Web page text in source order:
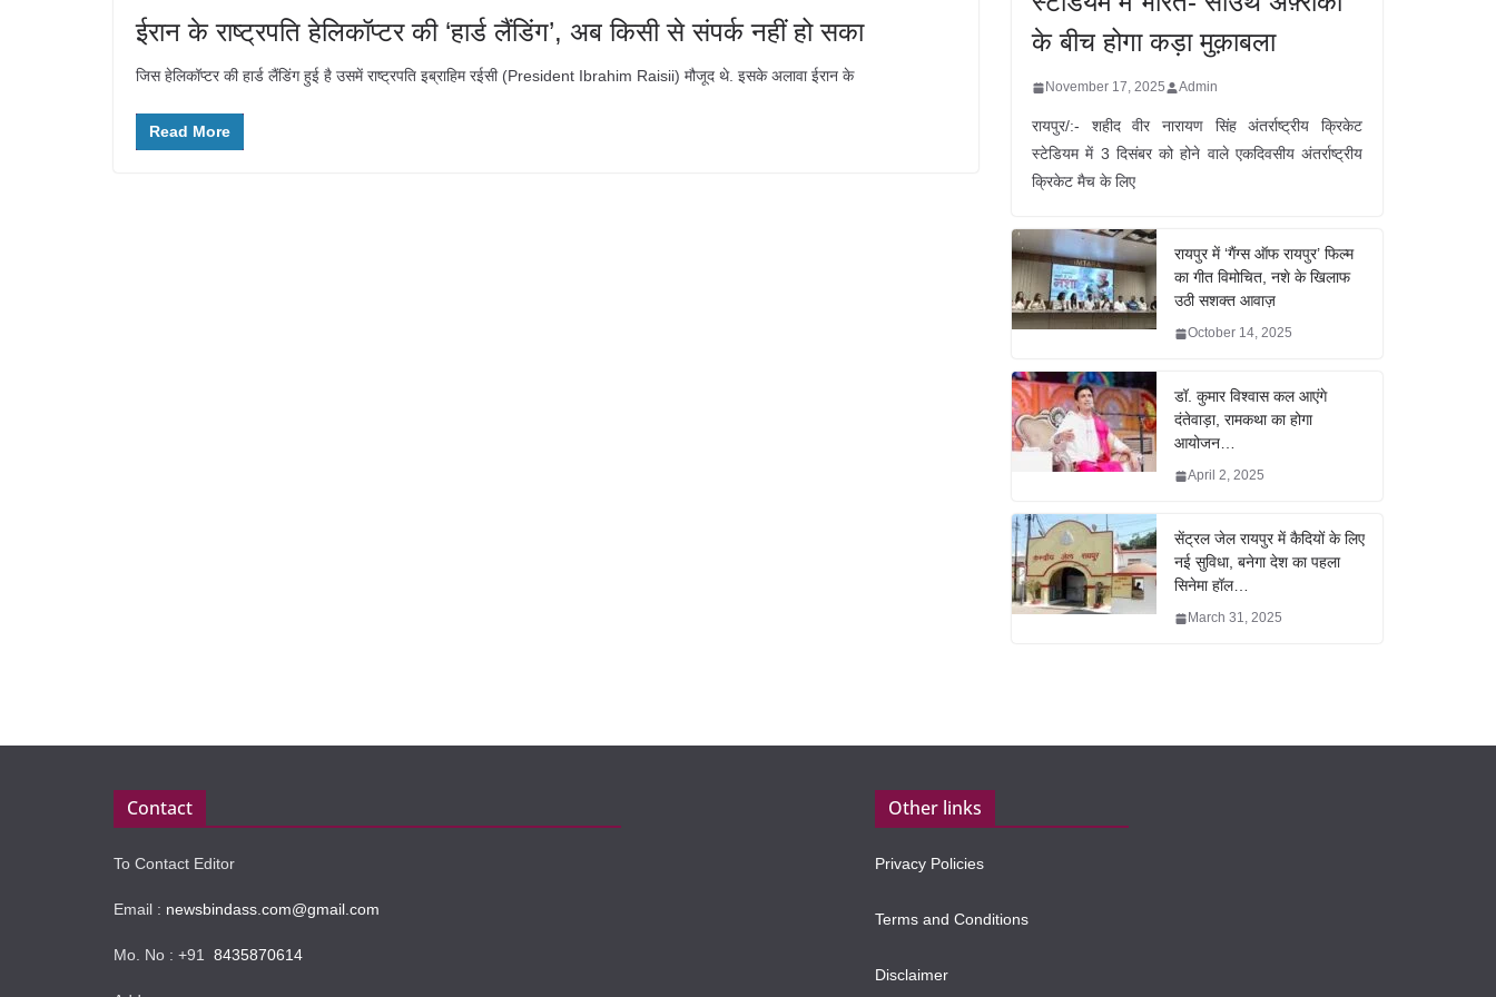
ईरान के राष्ट्रपति हेलिकॉप्टर की ‘हार्ड लैंडिंग’, अब किसी से संपर्क नहीं हो सका
जिस हेलिकॉप्टर की हार्ड लैंडिंग हुई है उसमें राष्ट्रपति इब्राहिम रईसी (President Ibrahim Raisii) मौजूद थे. इसके अलावा ईरान के
Read More
के बीच होगा कड़ा मुक़ाबला
November 17, 2025 Admin
रायपुर/:- शहीद वीर नारायण सिंह अंतर्राष्ट्रीय क्रिकेट
स्टेडियम में 3 दिसंबर को होने वाले एकदिवसीय अंतर्राष्ट्रीय
क्रिकेट मैच के लिए
रायपुर में ‘गैंग्स ऑफ रायपुर’ फिल्म
का गीत विमोचित, नशे के खिलाफ
उठी सशक्त आवाज़
October 14, 2025
डॉ. कुमार विश्वास कल आएंगे
दंतेवाड़ा, रामकथा का होगा
आयोजन…
April 2, 2025
सेंट्रल जेल रायपुर में कैदियों के लिए
नई सुविधा, बनेगा देश का पहला
सिनेमा हॉल…
March 31, 2025
Contact
To Contact Editor
Email : newsbindass.com@gmail.com
Mo. No : +91 8435870614
Other links
Privacy Policies
Terms and Conditions
Disclaimer